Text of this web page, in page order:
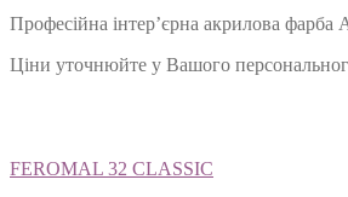
Професійна інтер’єрна акрилова
Ціни уточнюйте у Вашого
FEROMAL 32 CLASSIC